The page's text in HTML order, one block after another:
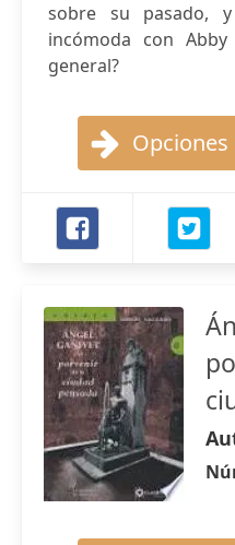
sobre su pasado,
incómoda con
general?
Opciones